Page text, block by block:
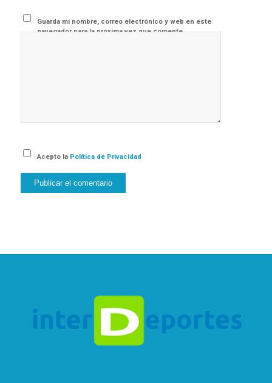
Guarda mi nombre, correo electrónico y web en este
navegador para la próxima vez que comente.
Acepto la Política de Privacidad